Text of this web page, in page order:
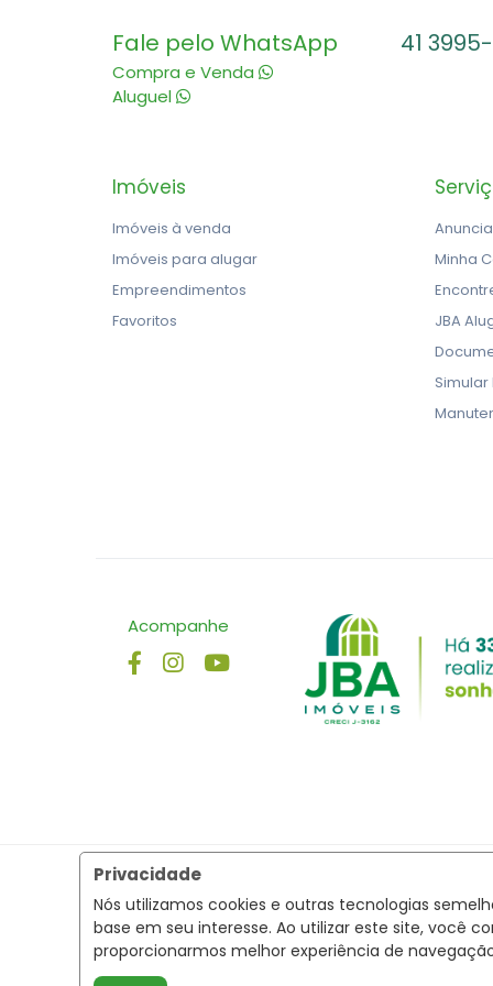
Privacidade
Nós utilizamos cookies e outras tecnologias
base em seu interesse. Ao utilizar este site, você
proporcionarmos melhor experiência de
Fale pelo WhatsApp
Compra e Venda
Aluguel
41
Imóveis
Imóveis à venda
Imóveis para alugar
Empreendimentos
Favoritos
Minha
JBA
Acompanhe